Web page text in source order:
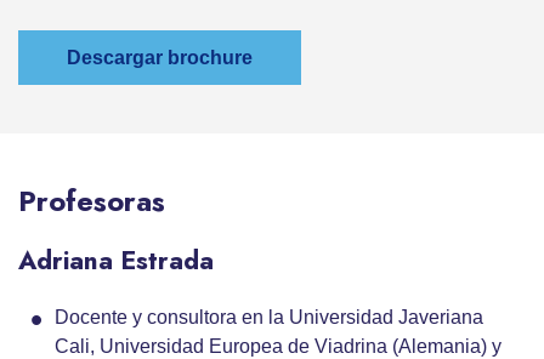
Descargar brochure
Profesoras
Adriana Estrada
Docente y consultora en la Universidad Javeriana
Cali, Universidad Europea de Viadrina (Alemania) y